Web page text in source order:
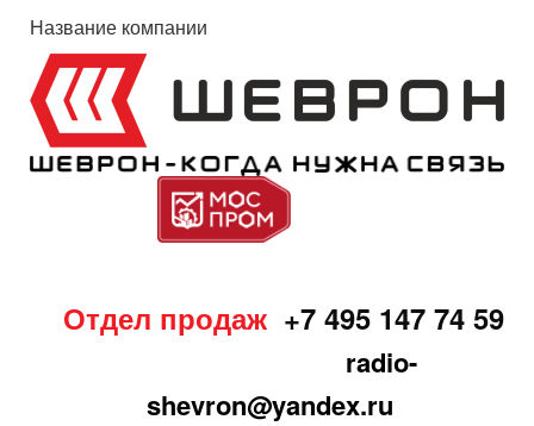
Название компании
Отдел продаж +7 495 147 74 59
radio-
shevron@yandex.ru